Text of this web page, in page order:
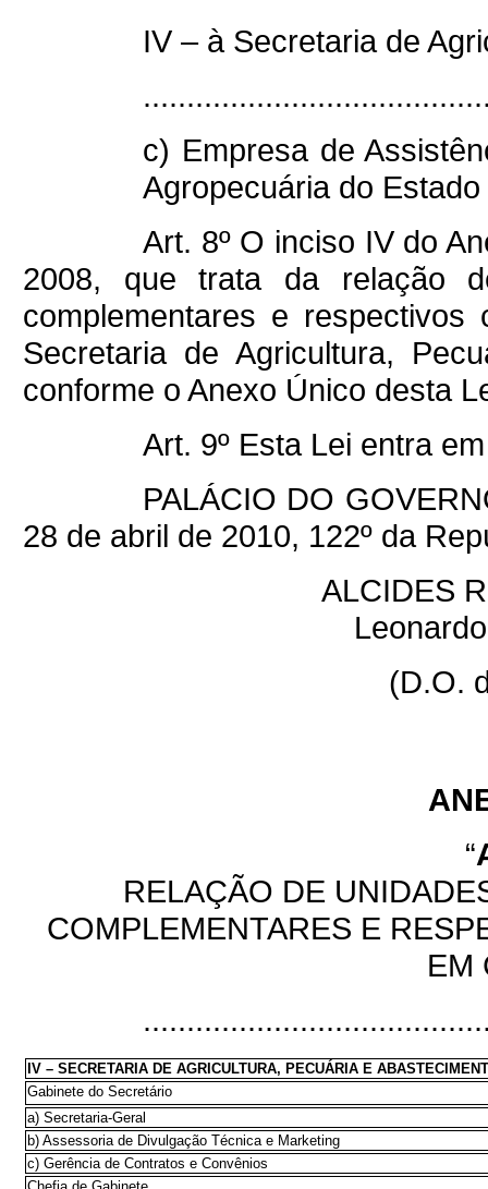
IV – à Secretaria de
c) Empresa de
Agropecuária do
Art. 8º O inciso IV do
2008, que trata da relação
complementares e
Secretaria de Agricultura,
conforme o Anexo Único desta
Art. 9º Esta Lei entra
PALÁCIO DO
28 de abril de 2010, 122º da
ALCIDES
(D.O.
“
RELAÇÃO DE
COMPLEMENTARES E
EM
IV – SECRETARIA DE AGRICULTURA, PECUÁRIA E
Gabinete do Secretário
a) Secretaria-Geral
b) Assessoria de Divulgação Técnica e Marketing
c) Gerência de Contratos e Convênios